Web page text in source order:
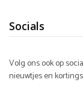
Socials
Volg ons ook op
nieuwtjes en